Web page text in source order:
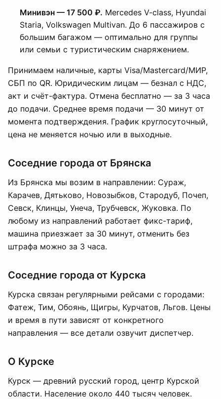
Минивэн — 17 500 ₽. Mercedes V-class, Hyundai
Staria, Volkswagen Multivan. До 6 пассажиров с
большим багажом — оптимально для группы
или семьи с туристическим снаряжением.
Принимаем наличные, карты Visa/Mastercard/МИР,
СБП по QR. Юридическим лицам — безнал с НДС,
акт и счёт-фактура. Отмена бесплатно — за 3 часа
до подачи. Среднее время подачи — 30 минут от
момента подтверждения. График круглосуточный,
цена не меняется ночью или в выходные.
Соседние города от Брянска
Из Брянска мы возим в направлении: Сураж,
Карачев, Дятьково, Новозыбков, Стародуб, Почеп,
Севск, Клинцы, Унеча, Трубчевск, Жуковка. По
любому из направлений работает фикс-тариф,
машина приезжает за 30 минут, отменить без
штрафа можно за 3 часа.
Соседние города от Курска
Курска связан регулярными рейсами с городами:
Фатеж, Тим, Обоянь, Щигры, Курчатов, Льгов. Цены
и время в пути зависят от конкретного
направления — все детали озвучит диспетчер.
О Курске
Курск — древний русский город, центр Курской
области. Население около 440 тысяч человек.